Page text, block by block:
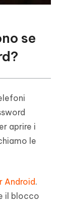
se
aprire i
le
Android.
il blocco